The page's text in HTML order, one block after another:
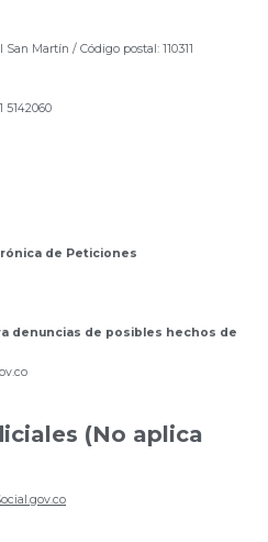
Martín / Código postal: 110311
5142060
de Peticiones
denuncias de posibles hechos de
(No aplica